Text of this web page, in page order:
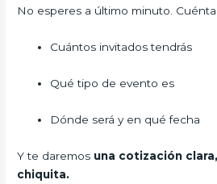
No esperes a último minuto.
Cuántos invitados tendrás
Qué tipo de evento es
Dónde será y en qué fecha
Y te daremos una cotización
chiquita.